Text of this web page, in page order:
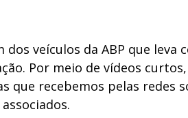
veículos da ABP que leva
Por meio de vídeos
que recebemos pelas redes